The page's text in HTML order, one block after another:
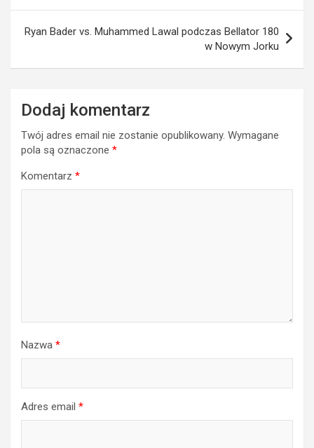
Ryan Bader vs. Muhammed Lawal podczas Bellator 180
w Nowym Jorku
Dodaj komentarz
Twój adres email nie zostanie opublikowany. Wymagane
pola są oznaczone *
Komentarz *
Nazwa *
Adres email *